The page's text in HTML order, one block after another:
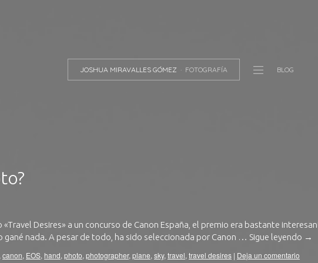
JOSHUA MIRAVALLES GÓMEZ FOTOGRAFÍA BLOG
Desires» a un concurso de Canon España, el premio era bastante
gané nada. A pesar de todo, ha sido seleccionada por Canon … Sigue leyendo →
canon, EOS, hand, photo, photographer, plane, sky, travel, travel desires | Deja un comentario